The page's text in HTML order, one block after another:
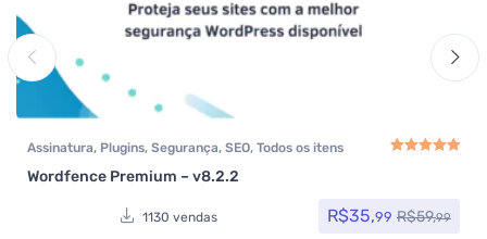
Assinatura, Plugins, Segurança, SEO, Todos os itens
Wordfence Premium – v8.2.2
1130 vendas R$35,99 R$59,99